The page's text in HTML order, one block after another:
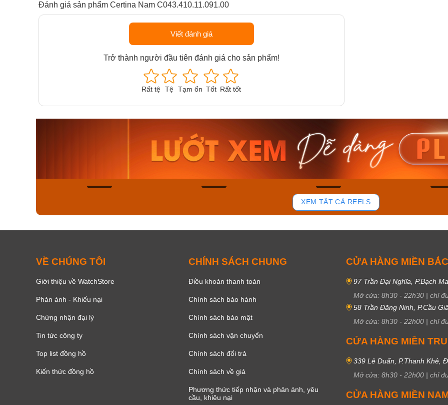
Đánh giá sản phẩm Certina Nam C043.410.11.091.00
Viết đánh giá
Trở thành người đầu tiên đánh giá cho sản phẩm!
Rất tệ Tệ Tạm ổn Tốt Rất tốt
Casio Nam MTS-
115D-1AVDF
2.823.000₫
2.399.550₫
Mua ngay
44
Casio Nam MTS-
RS100L-1AVDF
4.276.000₫
3.634.600₫
Casio
230EL-
Mua
XEM TẤT CẢ REELS
VỀ CHÚNG TÔI
Giới thiệu về WatchStore
Phản ánh - Khiếu nại
Chứng nhận đại lý
Tin tức công ty
Top list đồng hồ
Kiến thức đồng hồ
CHÍNH SÁCH CHUNG
Điều khoản thanh toán
Chính sách bảo hành
Chính sách bảo mật
Chính sách vận chuyển
Chính sách đổi trả
Chính sách về giá
Phương thức tiếp nhận và phản ánh, yêu
cầu, khiêu nại
CỬA HÀNG MIỀN BẮC
97 Trần Đại Nghĩa, P.Bạch
Mở cửa: 8h30 - 22h30 | chỉ
58 Trần Đăng Ninh, P.Cầu
Mở cửa: 8h30 - 22h00 | chỉ
CỬA HÀNG MIỀN
339 Lê Duẩn, P.Thanh Khê,
Mở cửa: 8h30 - 22h00 | chỉ
CỬA HÀNG MIỀN